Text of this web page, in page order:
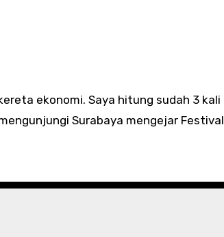
Surabaya mengejar Festival